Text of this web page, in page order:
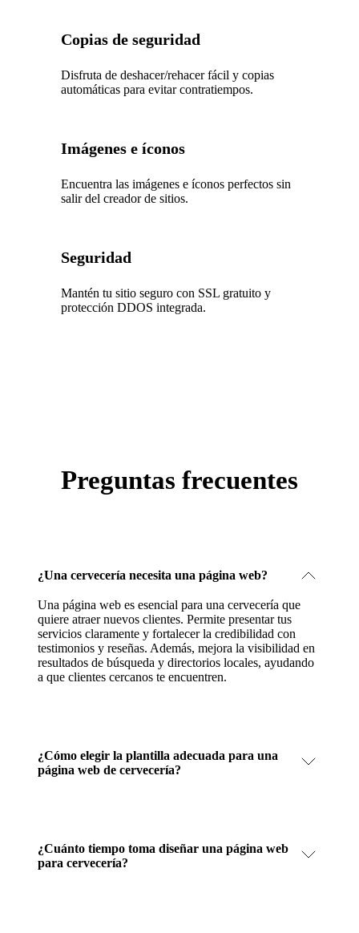
Copias de seguridad
Disfruta de deshacer/rehacer fácil y copias
automáticas para evitar contratiempos.
Imágenes e íconos
Encuentra las imágenes e íconos perfectos sin
salir del creador de sitios.
Seguridad
Mantén tu sitio seguro con SSL gratuito y
protección DDOS integrada.
Preguntas frecuentes
¿Una cervecería necesita una página web?
Una página web es esencial para una cervecería que
quiere atraer nuevos clientes. Permite presentar tus
servicios claramente y fortalecer la credibilidad con
testimonios y reseñas. Además, mejora la visibilidad en
resultados de búsqueda y directorios locales, ayudando
a que clientes cercanos te encuentren.
¿Cómo elegir la plantilla adecuada para una
página web de cervecería?
¿Cuánto tiempo toma diseñar una página web
para cervecería?